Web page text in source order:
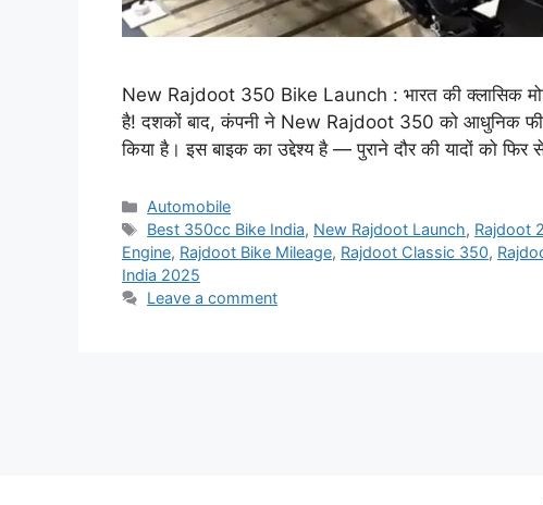
New Rajdoot 350 Bike Launch : भारत की क्लासिक
है! दशकों बाद, कंपनी ने New Rajdoot 350 को आधुनिक
किया है। इस बाइक का उद्देश्य है — पुराने दौर की यादों को फिर
Categories
Automobile
Tags
Best 350cc Bike India, New Rajdoot Launch, Rajdoot
Engine, Rajdoot Bike Mileage, Rajdoot Classic 350,
India 2025
Leave a comment